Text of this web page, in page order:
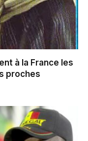
à la France les
proches